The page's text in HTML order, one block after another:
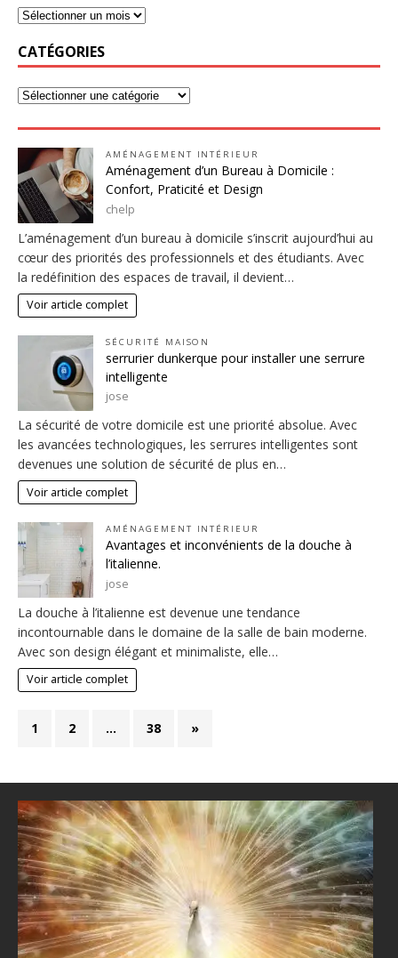
CATÉGORIES
AMÉNAGEMENT INTÉRIEUR
Aménagement d’un Bureau à Domicile :
Confort, Praticité et Design
chelp
L’aménagement d’un bureau à domicile s’inscrit aujourd’hui au
cœur des priorités des professionnels et des étudiants. Avec
la redéfinition des espaces de travail, il devient…
Voir article complet
SÉCURITÉ MAISON
serrurier dunkerque pour installer une serrure
intelligente
jose
La sécurité de votre domicile est une priorité absolue. Avec
les avancées technologiques, les serrures intelligentes sont
devenues une solution de sécurité de plus en…
Voir article complet
AMÉNAGEMENT INTÉRIEUR
Avantages et inconvénients de la douche à
l’italienne.
jose
La douche à l’italienne est devenue une tendance
incontournable dans le domaine de la salle de bain moderne.
Avec son design élégant et minimaliste, elle…
Voir article complet
1 2 … 38 »